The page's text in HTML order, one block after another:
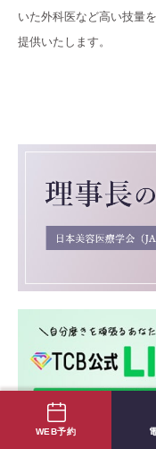
いた外科医など高い技量
提供いたします。
WEB予約